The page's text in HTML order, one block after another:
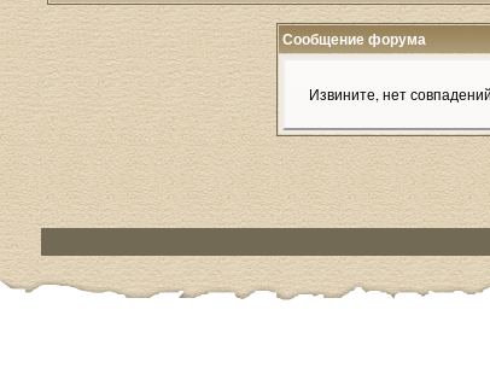
Сообщение форума
Извините, нет